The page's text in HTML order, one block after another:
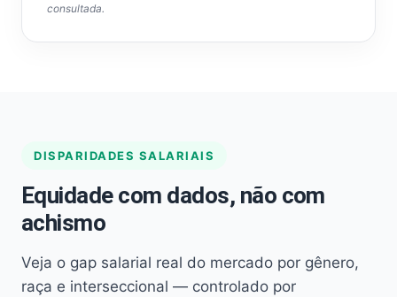
consultada.
DISPARIDADES SALARIAIS
Equidade com dados, não com
achismo
Veja o gap salarial real do mercado por gênero,
raça e interseccional — controlado por